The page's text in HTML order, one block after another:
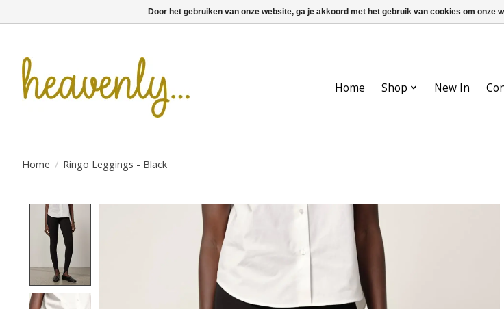
Home Shop New In
Home / Ringo Leggings - Black
Product image slideshow Items
Door het gebruiken van onze website, ga je akkoord met het gebruik van cookies om onze